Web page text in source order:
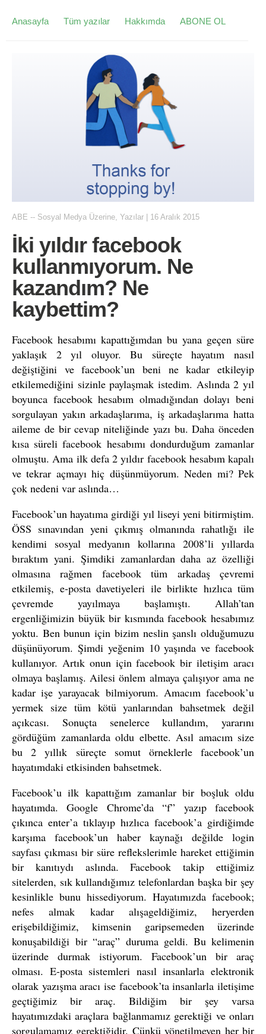
Anasayfa Tüm yazılar Hakkımda ABONE OL
ABE -- Sosyal Medya Üzerine Yazılar | 16 Aralık 2015
İki yıldır facebook
kullanmıyorum. Ne
kazandım? Ne
kaybettim?
Facebook hesabımı kapattığımdan bu yana geçen süre
yaklaşık 2 yıl oluyor. Bu süreçte hayatım nasıl
değiştiğini ve facebook’un beni ne kadar etkileyip
etkilemediğini sizinle paylaşmak istedim. Aslında 2 yıl
boyunca facebook hesabım olmadığından dolayı beni
sorgulayan yakın arkadaşlarıma, iş arkadaşlarıma hatta
aileme de bir cevap niteliğinde yazı bu. Daha önceden
kısa süreli facebook hesabımı dondurduğum zamanlar
olmuştu. Ama ilk defa 2 yıldır facebook hesabım kapalı
ve tekrar açmayı hiç düşünmüyorum. Neden mi? Pek
çok nedeni var aslında…
Facebook’un hayatıma girdiği yıl liseyi yeni bitirmiştim.
ÖSS sınavından yeni çıkmış olmanında rahatlığı ile
kendimi sosyal medyanın kollarına 2008’li yıllarda
bıraktım yani. Şimdiki zamanlardan daha az özelliği
olmasına rağmen facebook tüm arkadaş çevremi
etkilemiş, e-posta davetiyeleri ile birlikte hızlıca tüm
çevremde yayılmaya başlamıştı. Allah’tan
ergenliğimizin büyük bir kısmında facebook hesabımız
yoktu. Ben bunun için bizim neslin şanslı olduğumuzu
düşünüyorum. Şimdi yeğenim 10 yaşında ve facebook
kullanıyor. Artık onun için facebook bir iletişim aracı
olmaya başlamış. Ailesi önlem almaya çalışıyor ama ne
kadar işe yarayacak bilmiyorum. Amacım facebook’u
yermek size tüm kötü yanlarından bahsetmek değil
açıkcası. Sonuçta senelerce kullandım, yararını
gördüğüm zamanlarda oldu elbette. Asıl amacım size
bu 2 yıllık süreçte somut örneklerle facebook’un
hayatımdaki etkisinden bahsetmek.
Facebook’u ilk kapattığım zamanlar bir boşluk oldu
hayatımda. Google Chrome’da “f” yazıp facebook
çıkınca enter’a tıklayıp hızlıca facebook’a girdiğimde
karşıma facebook’un haber kaynağı değilde login
sayfası çıkması bir süre reflekslerimle hareket ettiğimin
bir kanıtıydı aslında. Facebook takip ettiğimiz
sitelerden, sık kullandığımız telefonlardan başka bir şey
kesinlikle bunu hissediyorum. Hayatımızda facebook;
nefes almak kadar alışageldiğimiz, heryerden
erişebildiğimiz, kimsenin garipsemeden üzerinde
konuşabildiği bir “araç” duruma geldi. Bu kelimenin
üzerinde durmak istiyorum. Facebook’un bir araç
olması. E-posta sistemleri nasıl insanlarla elektronik
olarak yazışma aracı ise facebook’ta insanlarla iletişime
geçtiğimiz bir araç. Bildiğim bir şey varsa
hayatımızdaki araçlara bağlanmamız gerektiği ve onları
sorgulamamız gerektiğidir. Çünkü yönetilmeyen her bir